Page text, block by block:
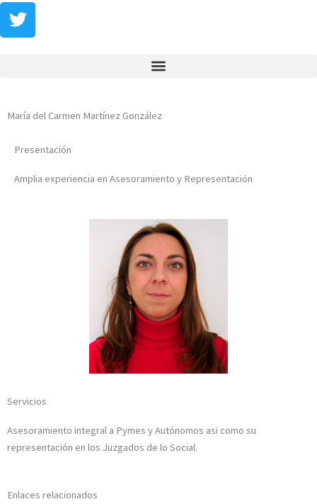
María del Carmen Martínez González
Presentación
Amplia experiencia en Asesoramiento y Representación
Servicios
Asesoramiento integral a Pymes y Autónomos asi como su
representación en los Juzgados de lo Social.
Enlaces relacionados